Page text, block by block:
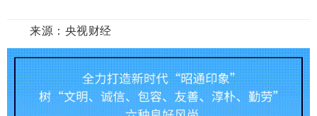
来源： 央视财经